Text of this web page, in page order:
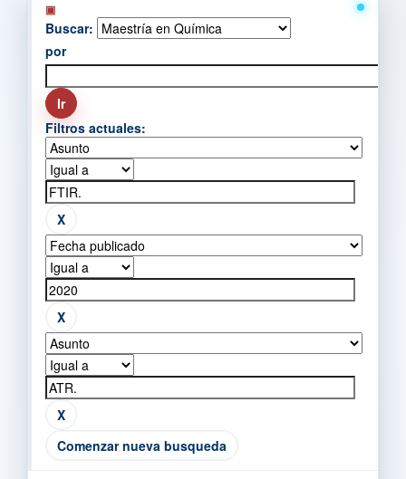
Buscar:
por
Filtros actuales:
Comenzar nueva busqueda